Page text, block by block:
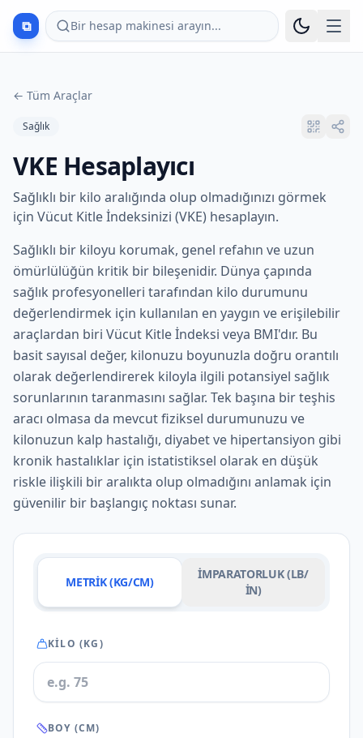
⧉ Bir hesap makinesi arayın...
← Tüm Araçlar
Sağlık
VKE Hesaplayıcı
Sağlıklı bir kilo aralığında olup olmadığınızı görmek
için Vücut Kitle İndeksinizi (VKE) hesaplayın.
Sağlıklı bir kiloyu korumak, genel refahın ve uzun
ömürlülüğün kritik bir bileşenidir. Dünya çapında
sağlık profesyonelleri tarafından kilo durumunu
değerlendirmek için kullanılan en yaygın ve erişilebilir
araçlardan biri Vücut Kitle İndeksi veya BMI'dır. Bu
basit sayısal değer, kilonuzu boyunuzla doğru orantılı
olarak değerlendirerek kiloyla ilgili potansiyel sağlık
sorunlarının taranmasını sağlar. Tek başına bir teşhis
aracı olmasa da mevcut fiziksel durumunuzu ve
kilonuzun kalp hastalığı, diyabet ve hipertansiyon gibi
kronik hastalıklar için istatistiksel olarak en düşük
riskle ilişkili bir aralıkta olup olmadığını anlamak için
güvenilir bir başlangıç ​​noktası sunar.
METRIK (KG/CM)
İMPARATORLUK (LB/
IN)
KILO (KG)
BOY (CM)